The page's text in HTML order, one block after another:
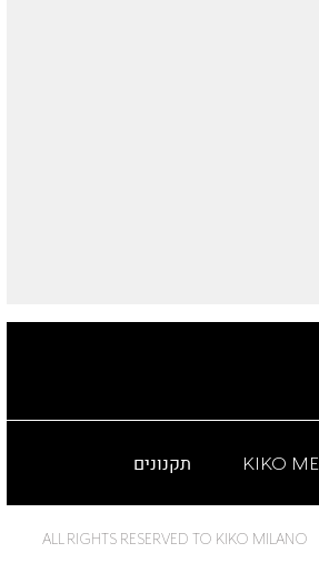
תקנונים
ALL RIGHTS RESERVED TO KIKO MILANO